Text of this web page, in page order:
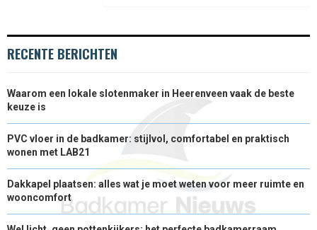
RECENTE BERICHTEN
Waarom een lokale slotenmaker in Heerenveen vaak de beste
keuze is
PVC vloer in de badkamer: stijlvol, comfortabel en praktisch
wonen met LAB21
Dakkapel plaatsen: alles wat je moet weten voor meer ruimte en
wooncomfort